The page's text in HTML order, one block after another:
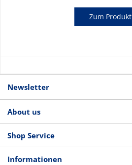
Zum Produkt
Newsletter
About us
Shop Service
Informationen